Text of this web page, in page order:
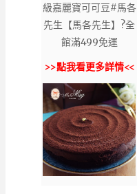
級嘉麗寶可可豆#馬各
先生【馬各先生】?全
館滿499免運
>>點我看更多詳情<<